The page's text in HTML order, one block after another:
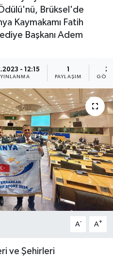
Brüksel'de
Kaymakamı Fatih
Başkanı Adem
- 12:15 1
PAYLAŞIM
A- A+
ve Şehirleri